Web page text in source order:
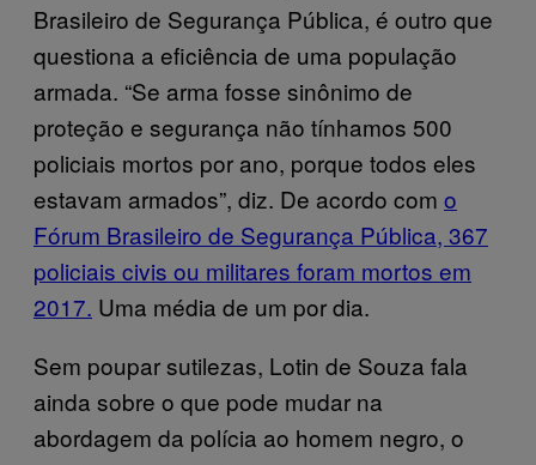
Brasileiro de Segurança Pública, é outro que
questiona a eficiência de uma população
armada. “Se arma fosse sinônimo de
proteção e segurança não tínhamos 500
policiais mortos por ano, porque todos eles
estavam armados”, diz. De acordo com o
Fórum Brasileiro de Segurança Pública, 367
policiais civis ou militares foram mortos em
2017. Uma média de um por dia.
Sem poupar sutilezas, Lotin de Souza fala
ainda sobre o que pode mudar na
abordagem da polícia ao homem negro, o